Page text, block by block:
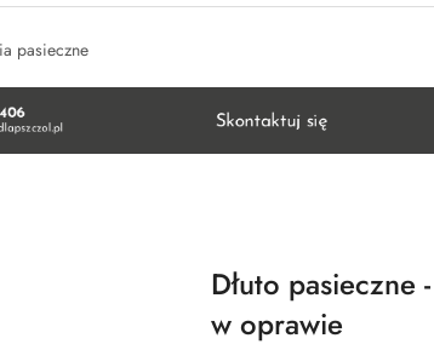
pasieczne
Dłuto pasieczne
w oprawie